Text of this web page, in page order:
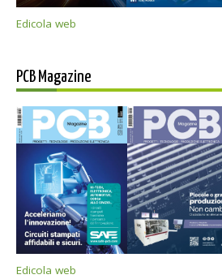
Edicola web
PCB Magazine
Edicola web